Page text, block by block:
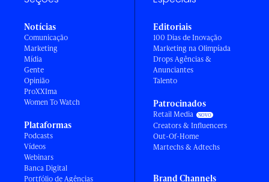
Notícias
Comunicação
Marketing
Mídia
Gente
Opinião
ProXXIma
Women To Watch
Plataformas
Podcasts
Vídeos
Webinars
Banca Digital
Portfólio de Agências
Editoriais
100 Dias de Inovação
Marketing na Olimpíada
Drops Agências &
Anunciantes
Talento
Patrocinados
Retail Media
Creators & Influencers
Out-Of-Home
Martechs & Adtechs
Brand Channels